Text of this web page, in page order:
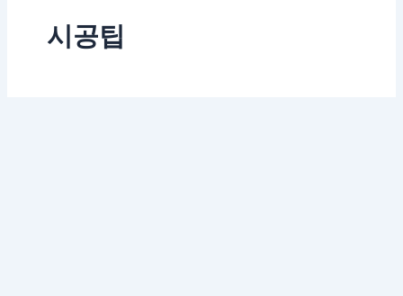
시공팁